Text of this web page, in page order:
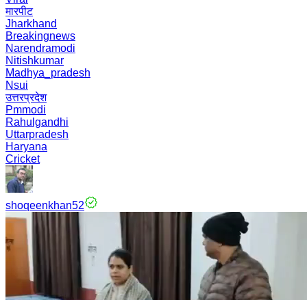
मारपीट
Jharkhand
Breakingnews
Narendramodi
Nitishkumar
Madhya_pradesh
Nsui
उत्तरप्रदेश
Pmmodi
Rahulgandhi
Uttarpradesh
Haryana
Cricket
shoqeenkhan52